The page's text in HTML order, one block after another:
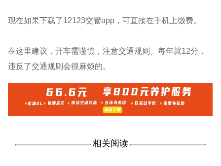
现在如果下载了12123交管app，可直接在手机上缴费。
在这里建议，开车需谨慎，注意交通规则。每年就12分，
违反了交通规则会很麻烦的。
相关阅读